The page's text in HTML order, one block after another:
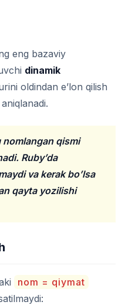
eng bazaviy
dinamik
oldindan e’lon qilish
qismi
Ruby’da
va kerak bo’lsa
qayta yozilishi
nom = qiymat